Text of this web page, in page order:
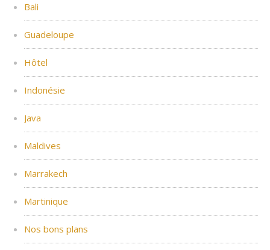
Bali
Guadeloupe
Hôtel
Indonésie
Java
Maldives
Marrakech
Martinique
Nos bons plans